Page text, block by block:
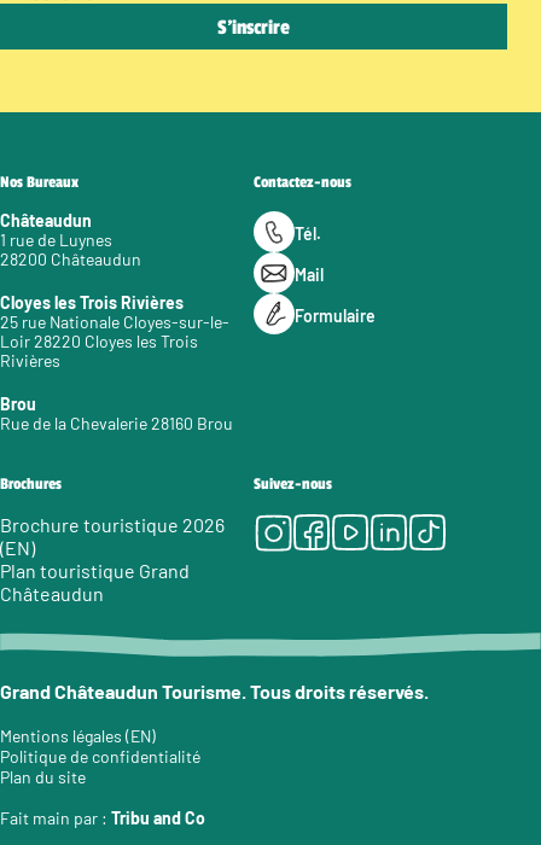
Nos Bureaux
Châteaudun
1 rue de Luynes
28200 Châteaudun
Cloyes les Trois Rivières
25 rue Nationale Cloyes-sur-le-
Loir 28220 Cloyes les Trois
Rivières
Brou
Rue de la Chevalerie 28160 Brou
Contactez-nous
Tél.
Mail
Formulaire
Brochures
Brochure touristique 2026
(EN)
Plan touristique Grand
Châteaudun
Suivez-nous
Instagram
Facebook
Youtube
LinkedIn
Tiktok
Grand Châteaudun Tourisme. Tous droits réservés.
Mentions légales (EN)
Politique de confidentialité
Plan du site
Fait main par : Tribu and Co